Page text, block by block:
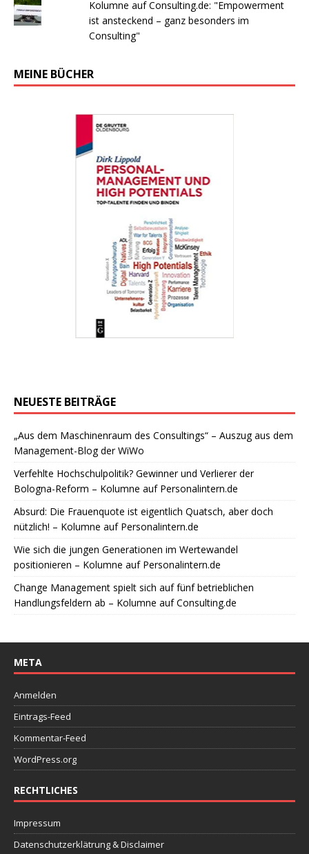
Kolumne auf Consulting.de: "Empowerment
ist ansteckend – ganz besonders im
Consulting"
MEINE BÜCHER
NEUESTE BEITRÄGE
„Aus dem Maschinenraum des Consultings“ – Auszug aus dem
Management-Blog der WiWo
Verfehlte Hochschulpolitik? Gewinner und Verlierer der
Bologna-Reform – Kolumne auf Personalintern.de
Absurd: Die Frauenquote ist eigentlich Quatsch, aber doch
nützlich! – Kolumne auf Personalintern.de
Wie sich die jungen Generationen im Wertewandel
positionieren – Kolumne auf Personalintern.de
Change Management spielt sich auf fünf betrieblichen
Handlungsfeldern ab – Kolumne auf Consulting.de
META
Anmelden
Eintrags-Feed
Kommentar-Feed
WordPress.org
RECHTLICHES
Impressum
Datenschutzerklätrung & Disclaimer